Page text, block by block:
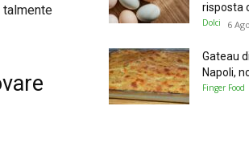
talmente
risposta
Dolci 6
Gateau
Napoli,
Finger Food